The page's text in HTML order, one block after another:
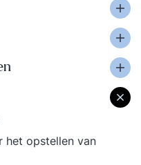
het opstellen van